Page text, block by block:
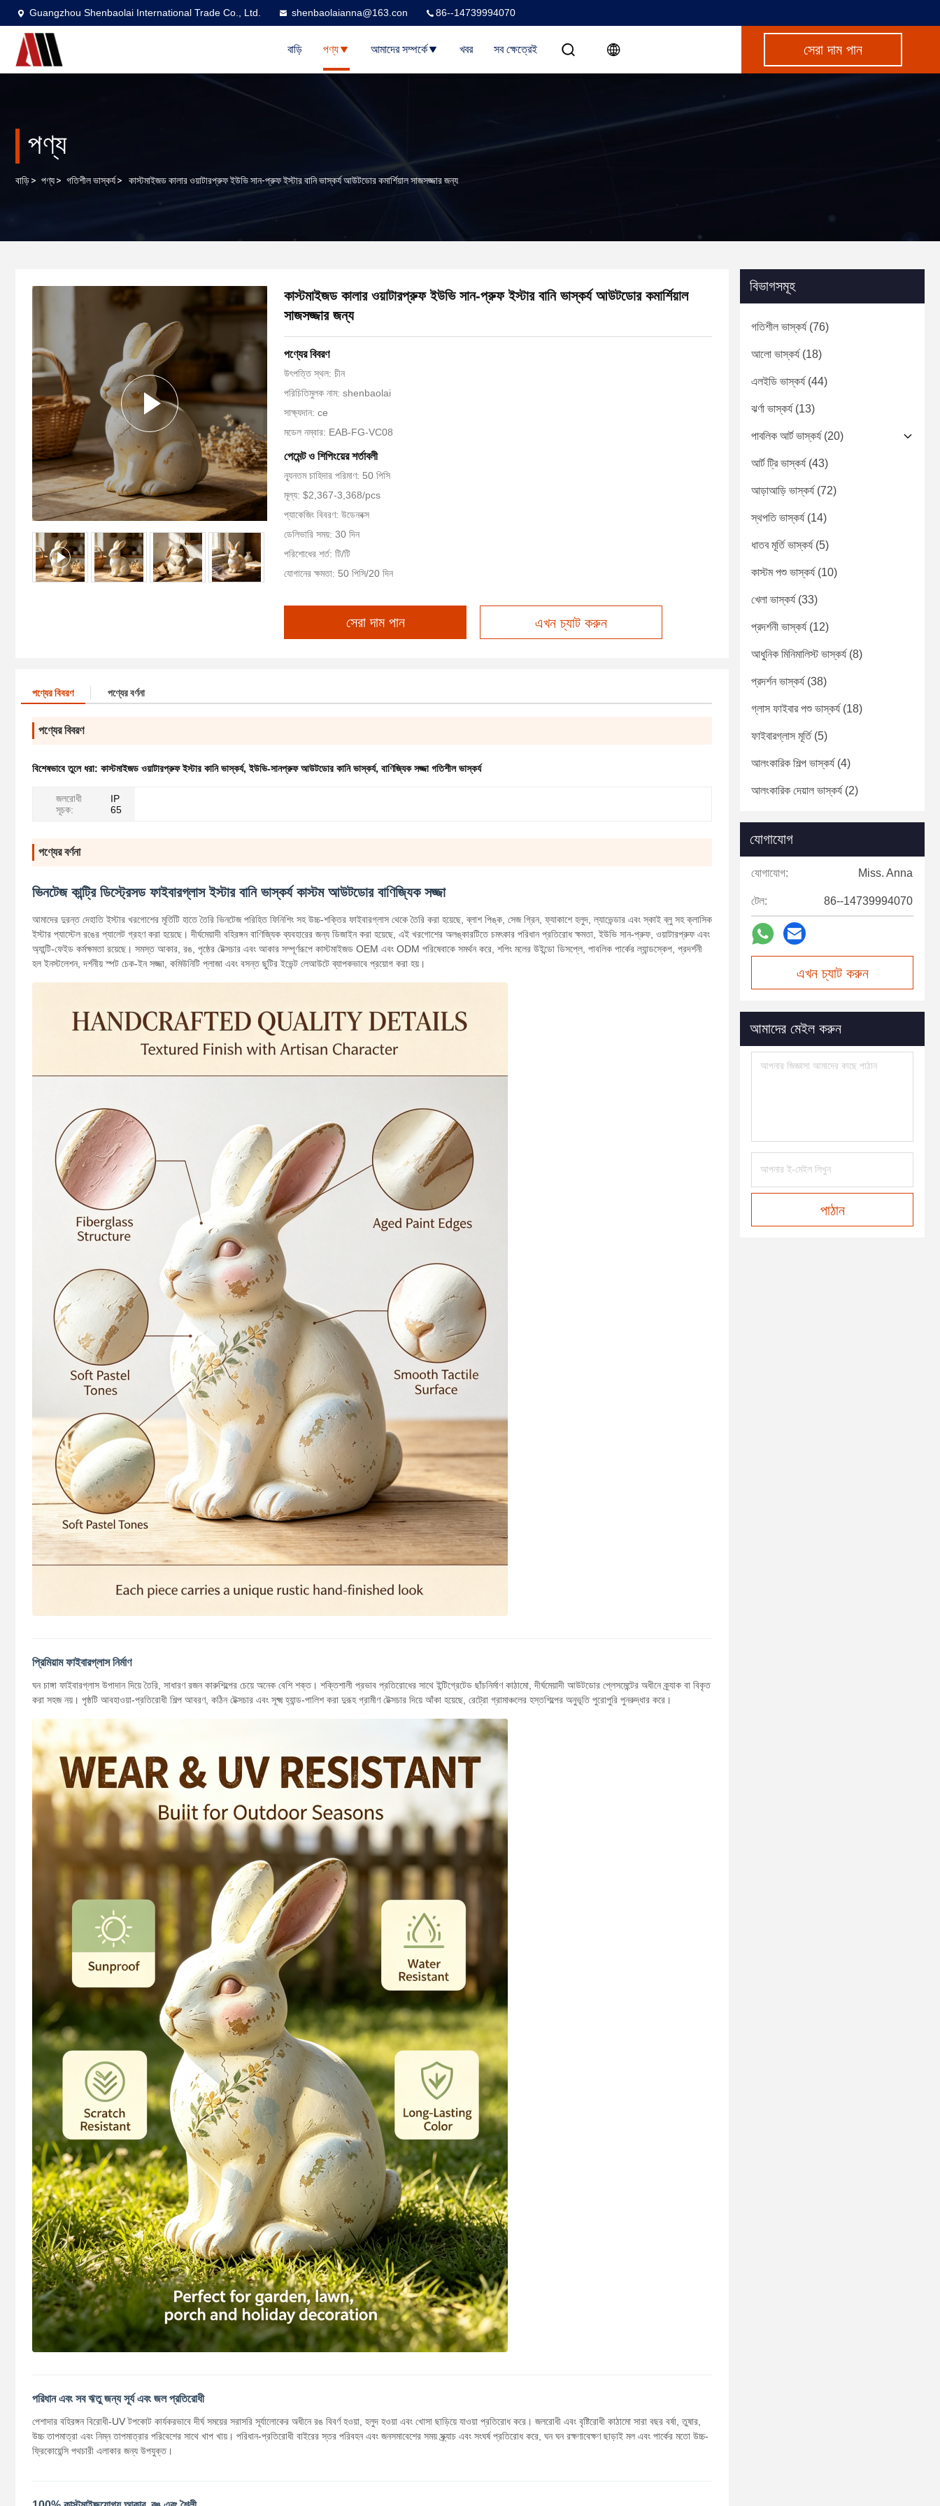
Guangzhou Shenbaolai International Trade Co., Ltd. shenbaolaianna@163.con 86--14739994070
বাড়ি পণ্য আমাদের সম্পর্কে খবর সব ক্ষেত্রেই সেরা দাম পান
পণ্য
বাড়ি> পণ্য> গতিশীল ভাস্কর্য> কাস্টমাইজড কালার ওয়াটারপ্রুফ ইউভি সান-প্রুফ ইস্টার বানি ভাস্কর্য আউটডোর কমার্শিয়াল সাজসজ্জার জন্য
কাস্টমাইজড কালার ওয়াটারপ্রুফ ইউভি সান-প্রুফ ইস্টার বানি ভাস্কর্য আউটডোর কমার্শিয়াল
সাজসজ্জার জন্য
পণ্যের বিবরণ
উৎপত্তি স্থল: চীন
পরিচিতিমুলক নাম: shenbaolai
সাক্ষ্যদান: ce
মডেল নম্বার: EAB-FG-VC08
পেমেন্ট ও শিপিংয়ের শর্তাবলী
ন্যূনতম চাহিদার পরিমাণ: 50 পিসি
মূল্য: $2,367-3,368/pcs
প্যাকেজিং বিবরণ: উডেনবক্স
ডেলিভারি সময়: 30 দিন
পরিশোধের শর্ত: টি/টি
যোগানের ক্ষমতা: 50 পিসি/20 দিন
সেরা দাম পান এখন চ্যাট করুন
পণ্যের বিবরণ পণ্যের বর্ণনা
পণ্যের বিবরণ
বিশেষভাবে তুলে ধরা: কাস্টমাইজড ওয়াটারপ্রুফ ইস্টার কানি ভাস্কর্য,ইউভি-সানপ্রুফ আউটডোর কানি ভাস্কর্য, বাণিজ্যিক সজ্জা গতিশীল ভাস্কর্য
জলরোধী
সূচক:
IP
65
পণ্যের বর্ণনা
ভিনটেজ কান্ট্রি ডিস্ট্রেসড ফাইবারগ্লাস ইস্টার বানি ভাস্কর্য কাস্টম আউটডোর বাণিজ্যিক সজ্জা
আমাদের দুরন্ত দেহাতি ইস্টার খরগোশের মূর্তিটি হাতে তৈরি ভিনটেজ পরিহিত ফিনিশিং সহ উচ্চ-শক্তির ফাইবারগ্লাস থেকে তৈরি করা হয়েছে, ব্লাশ পিঙ্ক, সেজ গ্রিন, ফ্যাকাশে হলুদ, ল্যাভেন্ডার এবং স্কাই ব্লু সহ ক্লাসিক
ইস্টার প্যাস্টেল রঙের প্যালেট গ্রহণ করা হয়েছে। দীর্ঘমেয়াদী বহিরঙ্গন বাণিজ্যিক ব্যবহারের জন্য ডিজাইন করা হয়েছে, এই খরগোশের অলঙ্কারটিতে চমৎকার পরিধান প্রতিরোধ ক্ষমতা, ইউভি সান-প্রুফ, ওয়াটারপ্রুফ এবং
অ্যান্টি-ফেইড কর্মক্ষমতা রয়েছে। সমস্ত আকার, রঙ, পৃষ্ঠের টেক্সচার এবং আকার সম্পূর্ণরূপে কাস্টমাইজড OEM এবং ODM পরিষেবাকে সমর্থন করে, শপিং মলের উইন্ডো ডিসপ্লে, পাবলিক পার্কের ল্যান্ডস্কেপ, প্রদর্শনী
হল ইনস্টলেশন, দর্শনীয় স্পট চেক-ইন সজ্জা, কমিউনিটি প্লাজা এবং বসন্ত ছুটির ইভেন্ট লেআউটে ব্যাপকভাবে প্রয়োগ করা হয়।
প্রিমিয়াম ফাইবারগ্লাস নির্মাণ
ঘন চাঙ্গা ফাইবারগ্লাস উপাদান দিয়ে তৈরি, সাধারণ রজন কারুশিল্পের চেয়ে অনেক বেশি শক্ত। শক্তিশালী প্রভাব প্রতিরোধের সাথে ইন্টিগ্রেটেড ছাঁচনির্মাণ কাঠামো, দীর্ঘমেয়াদী আউটডোর প্লেসমেন্টের অধীনে ক্র্যাক বা বিকৃত
করা সহজ নয়। পৃষ্ঠটি আবহাওয়া-প্রতিরোধী শিল্প আবরণ, কঠিন টেক্সচার এবং সূক্ষ্ম হ্যান্ড-পালিশ করা দুরূহ গ্রামীণ টেক্সচার দিয়ে আঁকা হয়েছে, রেট্রো গ্রামাঞ্চলের হস্তশিল্পের অনুভূতি পুরোপুরি পুনরুদ্ধার করে।
পরিধান এবং সব ঋতু জন্য সূর্য এবং জল প্রতিরোধী
পেশাদার বহিরঙ্গন বিরোধী-UV টপকোট কার্যকরভাবে দীর্ঘ সময়ের সরাসরি সূর্যালোকের অধীনে রঙ বিবর্ণ হওয়া, হলুদ হওয়া এবং খোসা ছাড়িয়ে যাওয়া প্রতিরোধ করে। জলরোধী এবং বৃষ্টিরোধী কাঠামো সারা বছর বর্ষা, তুষার,
উচ্চ তাপমাত্রা এবং নিম্ন তাপমাত্রার পরিবেশের সাথে খাপ খায়। পরিধান-প্রতিরোধী বাইরের স্তর পরিবহন এবং জনসমাবেশের সময় স্ক্র্যাচ এবং সংঘর্ষ প্রতিরোধ করে, ঘন ঘন রক্ষণাবেক্ষণ ছাড়াই মল এবং পার্কের মতো উচ্চ-
ফ্রিকোয়েন্সি পথচারী এলাকার জন্য উপযুক্ত।
বিভাগসমূহ
গতিশীল ভাস্কর্য (76)
আলো ভাস্কর্য (18)
এলইডি ভাস্কর্য (44)
ঝর্ণা ভাস্কর্য (13)
পাবলিক আর্ট ভাস্কর্য (20)
আর্ট ট্রি ভাস্কর্য (43)
আড়াআড়ি ভাস্কর্য (72)
স্থপতি ভাস্কর্য (14)
ধাতব মূর্তি ভাস্কর্য (5)
কাস্টম পশু ভাস্কর্য (10)
খেলা ভাস্কর্য (33)
প্রদর্শনী ভাস্কর্য (12)
আধুনিক মিনিমালিস্ট ভাস্কর্য (8)
প্রদর্শন ভাস্কর্য (38)
গ্লাস ফাইবার পশু ভাস্কর্য (18)
ফাইবারগ্লাস মূর্তি(5)
আলংকারিক শিল্প ভাস্কর্য (4)
আলংকারিক দেয়াল ভাস্কর্য (2)
যোগাযোগ
যোগাযোগ: Miss. Anna
টেল: 86--14739994070
এখন চ্যাট করুন
আমাদের মেইল করুন
পাঠান